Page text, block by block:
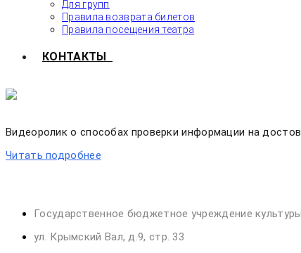
Для групп
Правила возврата билетов
Правила посещения театра
КОНТАКТЫ
Видеоролик о способах проверки информации на
Читать подробнее
Государственное бюджетное учреждение
ул. Крымский Вал, д.9, стр. 33